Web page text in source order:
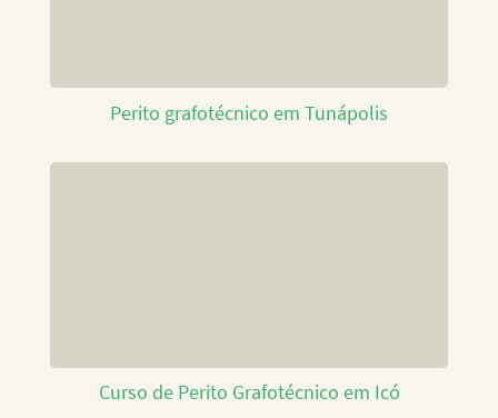
Perito grafotécnico em Tunápolis
Curso de Perito Grafotécnico em Icó